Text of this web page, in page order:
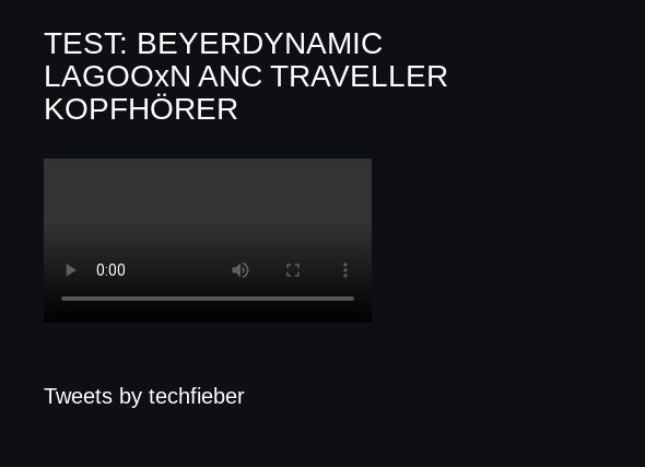
TEST: BEYERDYNAMIC
LAGOOxN ANC TRAVELLER
KOPFHÖRER
Tweets by techfieber